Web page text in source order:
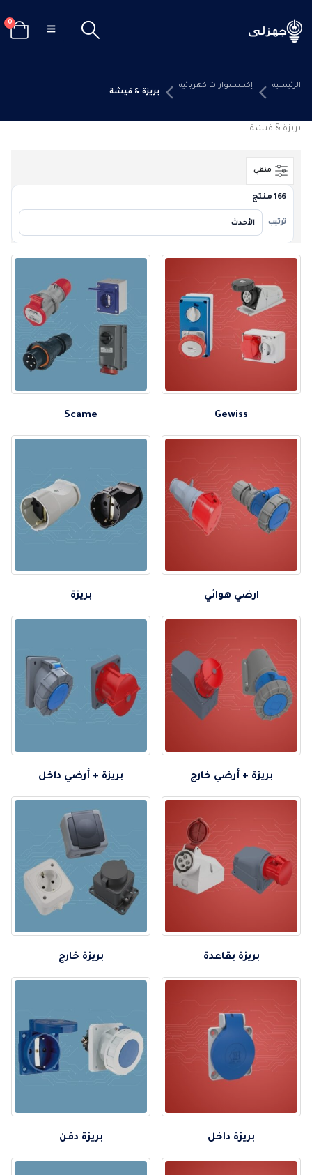
0
الرئيسيه إكسسوارات كهربائيه
بريزة & فيشة
بريزة & فيشة
منقي
166 منتج
ترتيب
Gewiss
Scame
ارضي هوائي بريزة
بريزة + أرضي خارج بريزة + أرضي داخل
بريزة بقاعدة بريزة خارج
بريزة داخل بريزة دفن